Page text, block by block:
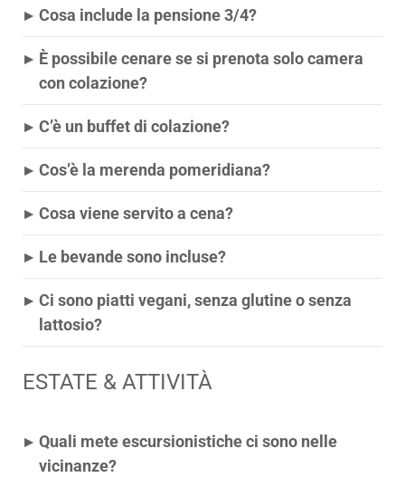
▸ Cosa include la pensione 3/4?
▸ È possibile cenare se si prenota solo camera
con colazione?
▸ C’è un buffet di colazione?
▸ Cos’è la merenda pomeridiana?
▸ Cosa viene servito a cena?
▸ Le bevande sono incluse?
▸ Ci sono piatti vegani, senza glutine o senza
lattosio?
ESTATE & ATTIVITÀ
▸ Quali mete escursionistiche ci sono nelle
vicinanze?